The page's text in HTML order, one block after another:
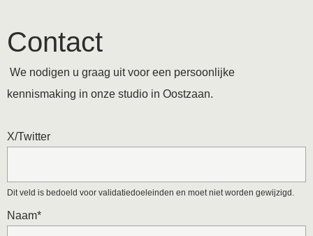
Contact
We nodigen u graag uit voor een persoonlijke
kennismaking in onze studio in Oostzaan.
X/Twitter
Dit veld is bedoeld voor validatiedoeleinden en moet niet worden gewijzigd.
Naam*